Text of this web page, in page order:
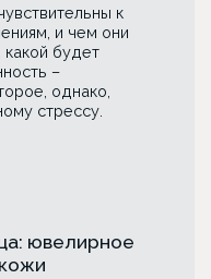
к
и чем они
будет
–
однако,
стрессу.
ювелирное